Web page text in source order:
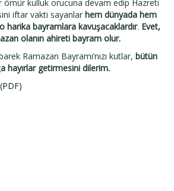
ömür kulluk orucuna devam edip Hazreti
iftar vakti sayanlar hem dünyada hem
harika bayramlara kavuşacaklardır. Evet,
olanın ahireti bayram olur.
Ramazan Bayramı’nızı kutlar, bütün
hayırlar getirmesini dilerim.